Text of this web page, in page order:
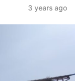
3 years ago